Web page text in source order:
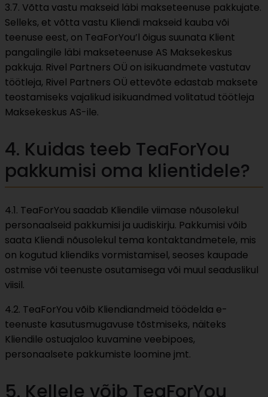
3.7. Võtta vastu makseid läbi makseteenuse pakkujate.
Selleks, et võtta vastu Kliendi makseid kauba või
teenuse eest, on TeaForYou’l õigus suunata Klient
pangalingile läbi makseteenuse AS Maksekeskus
pakkuja. Rivel Partners OÜ on isikuandmete vastutav
töötleja, Rivel Partners OÜ ettevõte edastab maksete
teostamiseks vajalikud isikuandmed volitatud töötleja
Maksekeskus AS-ile.
4. Kuidas teeb TeaForYou
pakkumisi oma klientidele?
4.1. TeaForYou saadab Kliendile viimase nõusolekul
personaalseid pakkumisi ja uudiskirju. Pakkumisi võib
saata Kliendi nõusolekul tema kontaktandmetele, mis
on kogutud kliendiks vormistamisel, seoses kaupade
ostmise või teenuste osutamisega või muul seaduslikul
viisil.
4.2. TeaForYou võib Kliendiandmeid töödelda e-
teenuste kasutusmugavuse tõstmiseks, näiteks
Kliendile ostuajaloo kuvamine veebipoes,
personaalsete pakkumiste loomine jmt.
5. Kellele võib TeaForYou